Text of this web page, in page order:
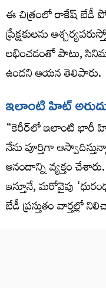
ఈ చిత్రంలో రాకేష్ బేడీ
ప్రేక్షకులను
లభించడంతో పాటు,
ఉందని ఆయన తెలిపారు.
ఇలాంటి హిట్
“కెరీర్‌లో ఇలాంటి భారీ
నేను పూర్తిగా
ఆనందాన్ని వ్యక్తం
ఇస్తూనే, మరోవైపు
బేడీ ప్రస్తుతం వార్తల్లో